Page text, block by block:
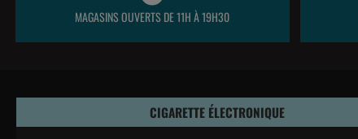
MAGASINS OUVERTS DE 11H À 19H30
CIGARETTE ÉLECTRONIQUE